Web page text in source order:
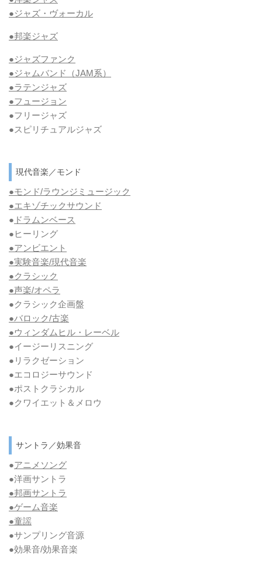
●ジャズ・ヴォーカル
●邦楽ジャズ
●ジャズファンク
●ジャムバンド（JAM系）
●ラテンジャズ
●フュージョン
●フリージャズ
●スピリチュアルジャズ
現代音楽／モンド
●モンド/ラウンジミュージック
●エキゾチックサウンド
● ドラムンベース
●ヒーリング
●アンビエント
●実験音楽/現代音楽
●クラシック
●声楽/オペラ
●クラシック企画盤
●バロック/古楽
●ウィンダムヒル・レーベル
●イージーリスニング
●リラクゼーション
●エコロジーサウンド
●ポストクラシカル
●クワイエット＆メロウ
サントラ／効果音
●アニメソング
●洋画サントラ
●邦画サントラ
●ゲーム音楽
●童謡
●サンプリング音源
●効果音/効果音楽